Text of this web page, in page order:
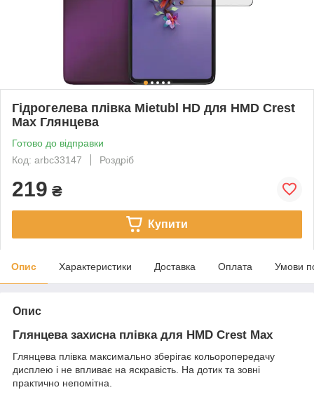
Гідрогелева плівка Mietubl HD для HMD Crest
Max Глянцева
Готово до відправки
Код: arbc33147
Роздріб
219 ₴
Купити
Опис Характеристики Доставка Оплата Умови
Опис
Глянцева захисна плівка для HMD Crest Max
Глянцева плівка максимально зберігає кольоропередачу
дисплею і не впливає на яскравість. На дотик та зовні
практично непомітна.